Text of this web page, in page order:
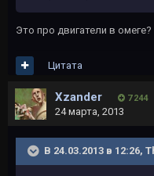
Это про двигатели в омеге?
Цитата
Xzander 7 244
24 марта, 2013
В 24.03.2013 в 12:26,